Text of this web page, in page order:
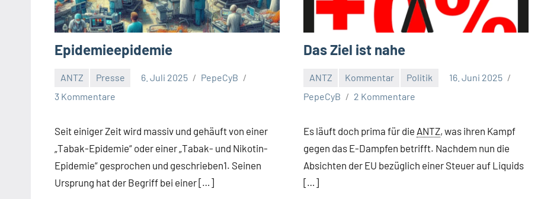
Epidemieepidemie
ANTZ Presse 6. Juli 2025
PepeCyB
3 Kommentare
Seit einiger Zeit wird massiv und gehäuft von einer
„Tabak-Epidemie“ oder einer „Tabak- und Nikotin-
Epidemie“ gesprochen und geschrieben1. Seinen
Ursprung hat der Begriff bei einer […]
Das Ziel ist nahe
ANTZ Kommentar Politik
16. Juni 2025
PepeCyB
2 Kommentare
Es läuft doch prima für die ANTZ, was ihren Kampf
gegen das E-Dampfen betrifft. Nachdem nun die
Absichten der EU bezüglich einer Steuer auf Liquids
[…]